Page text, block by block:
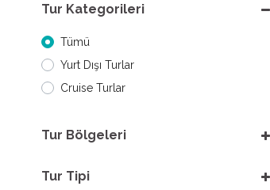
Tur Kategorileri
Tümü
Yurt Dışı Turlar
Cruise Turlar
Tur Bölgeleri
Tur Tipi